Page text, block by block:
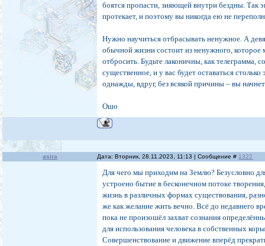
боятся пропасти, зияющей внутри бездны. Так
протекает, и поэтому вы никогда ею не
Нужно научиться отбрасывать ненужное. А
обычной жизни состоит из ненужного, которое
отбросить. Будьте лаконичны, как телеграмма,
существенное, и у вас будет оставаться столько
однажды, вдруг, без всякой причины – вы
Ошо
asira Дата: Вторник, 28.11.2023, 11:13 | Сообщение # 1322
Для чего мы приходим на Землю? Безусловно
устроено бытие в бесконечном потоке
жизнь в различных формах существования,
же как желание жить вечно. Всё до недавнего
пока не произошёл захват сознания
для использования человека в собственных
Совершенствование и движение вперёд